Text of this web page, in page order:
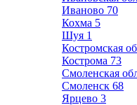
Иваново 70
Кохма 5
Шуя 1
Костромская
Кострома 73
Смоленская
Смоленск 68
Ярцево 3